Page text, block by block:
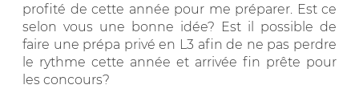
profité de cette année pour me préparer. Est ce
selon vous une bonne idée? Est il possible de
faire une prépa privé en L3 afin de ne pas perdre
le rythme cette année et arrivée fin prête pour
les concours?